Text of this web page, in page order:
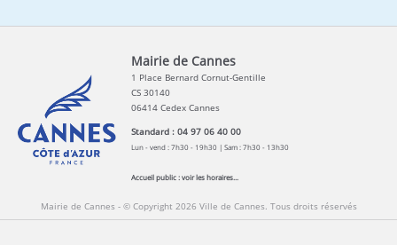
Mairie de Cannes
1 Place Bernard Cornut-Gentille
CS 30140
06414 Cedex Cannes
Standard : 04 97 06 40 00
Lun - vend : 7h30 - 19h30 | Sam : 7h30 - 13h30
Accueil public :voir les horaires...
Mairie de Cannes - © Copyright 2026 Ville de Cannes. Tous droits réservés